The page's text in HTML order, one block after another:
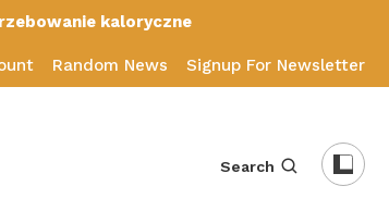
kaloryczne
Random News Signup For Newsletter
Search